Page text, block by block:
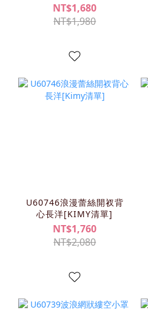
NT$1,680
NT$1,980
U60746浪漫蕾絲開衩背
心長洋[KIMY清單]
NT$1,760
NT$2,080